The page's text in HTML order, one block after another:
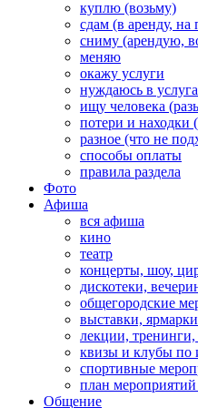
куплю (возьму)
сдам (в аренду, на
сниму (арендую,
меняю
окажу услуги
нуждаюсь в
ищу человека
потери и находки
разное (что не
способы оплаты
правила раздела
Фото
Афиша
вся афиша
кино
театр
концерты, шоу,
дискотеки,
общегородские
выставки, ярмарки
лекции,
квизы и клубы по
спортивные
план
Общение